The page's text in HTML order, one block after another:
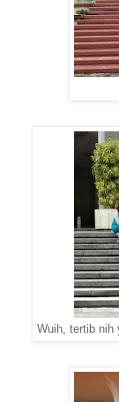
Wuih, tertib nih